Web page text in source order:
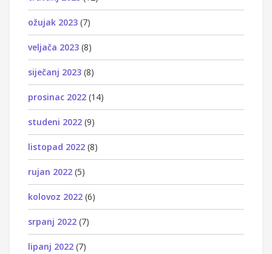
ožujak 2023 (7)
veljača 2023 (8)
siječanj 2023 (8)
prosinac 2022 (14)
studeni 2022 (9)
listopad 2022 (8)
rujan 2022 (5)
kolovoz 2022 (6)
srpanj 2022 (7)
lipanj 2022 (7)